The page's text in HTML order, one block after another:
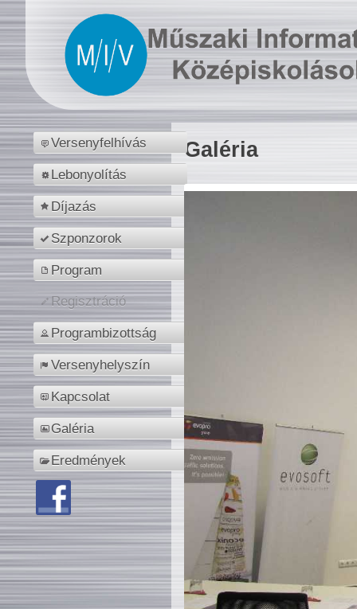
Versenyfelhívás
Lebonyolítás
Díjazás
Szponzorok
Program
Regisztráció
Programbizottság
Versenyhelyszín
Kapcsolat
Galéria
Eredmények
Galéria